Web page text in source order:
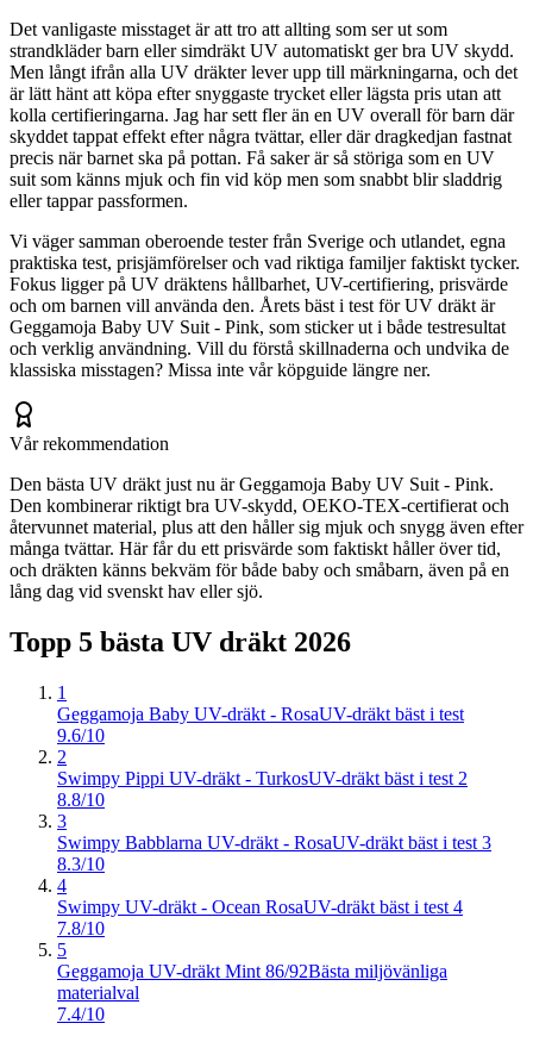
Det vanligaste misstaget är att tro att allting som ser ut som
strandkläder barn eller simdräkt UV automatiskt ger bra UV skydd.
Men långt ifrån alla UV dräkter lever upp till märkningarna, och det
är lätt hänt att köpa efter snyggaste trycket eller lägsta pris utan att
kolla certifieringarna. Jag har sett fler än en UV overall för barn där
skyddet tappat effekt efter några tvättar, eller där dragkedjan fastnat
precis när barnet ska på pottan. Få saker är så störiga som en UV
suit som känns mjuk och fin vid köp men som snabbt blir sladdrig
eller tappar passformen.
Vi väger samman oberoende tester från Sverige och utlandet, egna
praktiska test, prisjämförelser och vad riktiga familjer faktiskt tycker.
Fokus ligger på UV dräktens hållbarhet, UV-certifiering, prisvärde
och om barnen vill använda den. Årets bäst i test för UV dräkt är
Geggamoja Baby UV Suit - Pink, som sticker ut i både testresultat
och verklig användning. Vill du förstå skillnaderna och undvika de
klassiska misstagen? Missa inte vår köpguide längre ner.
Vår rekommendation
Den bästa UV dräkt just nu är Geggamoja Baby UV Suit - Pink.
Den kombinerar riktigt bra UV-skydd, OEKO-TEX-certifierat och
återvunnet material, plus att den håller sig mjuk och snygg även efter
många tvättar. Här får du ett prisvärde som faktiskt håller över tid,
och dräkten känns bekväm för både baby och småbarn, även på en
lång dag vid svenskt hav eller sjö.
Topp 5 bästa UV dräkt 2026
1
Geggamoja Baby UV-dräkt - RosaUV-dräkt bäst i test
9.6/10
2
Swimpy Pippi UV-dräkt - TurkosUV-dräkt bäst i test 2
8.8/10
3
Swimpy Babblarna UV-dräkt - RosaUV-dräkt bäst i test 3
8.3/10
4
Swimpy UV-dräkt - Ocean RosaUV-dräkt bäst i test 4
7.8/10
5
Geggamoja UV-dräkt Mint 86/92Bästa miljövänliga
materialval
7.4/10